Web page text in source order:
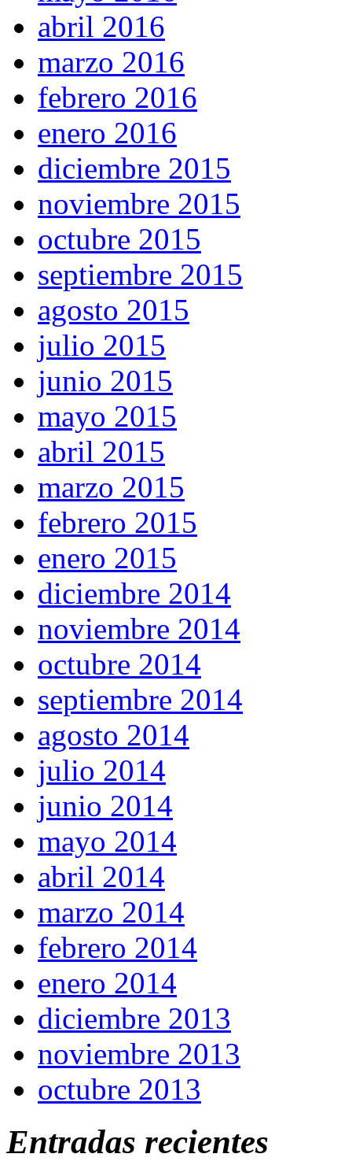
abril 2016
marzo 2016
febrero 2016
enero 2016
diciembre 2015
noviembre 2015
octubre 2015
septiembre 2015
agosto 2015
julio 2015
junio 2015
mayo 2015
abril 2015
marzo 2015
febrero 2015
enero 2015
diciembre 2014
noviembre 2014
octubre 2014
septiembre 2014
agosto 2014
julio 2014
junio 2014
mayo 2014
abril 2014
marzo 2014
febrero 2014
enero 2014
diciembre 2013
noviembre 2013
octubre 2013
Entradas recientes